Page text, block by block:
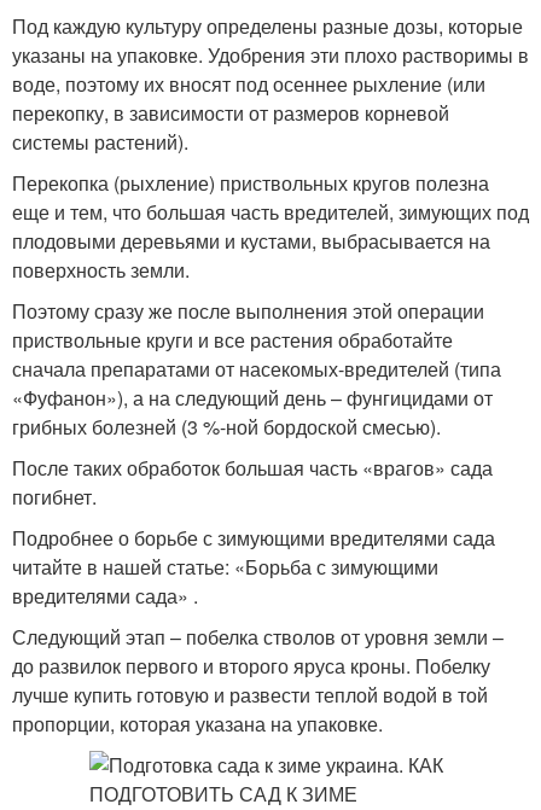
Под каждую культуру определены разные дозы, которые
указаны на упаковке. Удобрения эти плохо растворимы в
воде, поэтому их вносят под осеннее рыхление (или
перекопку, в зависимости от размеров корневой
системы растений).
Перекопка (рыхление) приствольных кругов полезна
еще и тем, что большая часть вредителей, зимующих под
плодовыми деревьями и кустами, выбрасывается на
поверхность земли.
Поэтому сразу же после выполнения этой операции
приствольные круги и все растения обработайте
сначала препаратами от насекомых-вредителей (типа
«Фуфанон»), а на следующий день – фунгицидами от
грибных болезней (3 %-ной бордоской смесью).
После таких обработок большая часть «врагов» сада
погибнет.
Подробнее о борьбе с зимующими вредителями сада
читайте в нашей статье: «Борьба с зимующими
вредителями сада» .
Следующий этап – побелка стволов от уровня земли –
до развилок первого и второго яруса кроны. Побелку
лучше купить готовую и развести теплой водой в той
пропорции, которая указана на упаковке.